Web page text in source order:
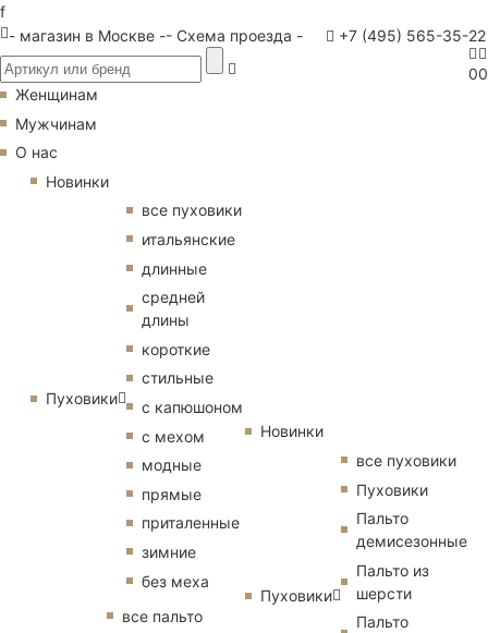
f
- магазин в Москве -- Схема проезда - +7 (495) 565-35-22
00
Женщинам
Мужчинам
О нас
Новинки
Пуховики
все пуховики
итальянские
длинные
средней
длины
короткие
стильные
с капюшоном
с мехом
модные
прямые
приталенные
зимние
без меха
все пальто
Новинки
Пуховики
все пуховики
Пуховики
Пальто
демисезонные
Пальто из
шерсти
Пальто